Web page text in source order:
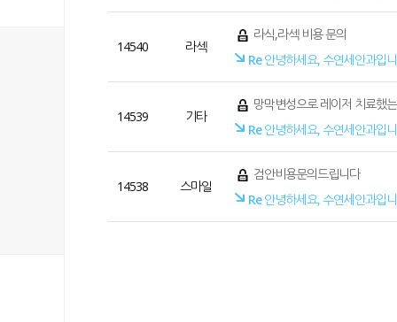
14540 라섹
라식,라섹 비용 문의
Re안녕하세요, 수연세안과입
14539 기타
망막변성으로 레이저 치료했
Re안녕하세요, 수연세안과입
14538 스마일
검안비용문의드립니다
Re안녕하세요, 수연세안과입